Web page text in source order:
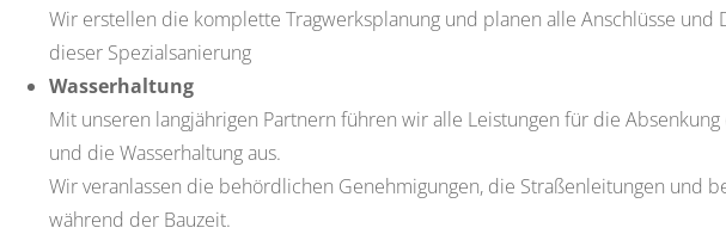
Wir erstellen die komplette Tragwerksplanung und planen alle Anschlüsse und
dieser Spezialsanierung
Wasserhaltung
Mit unseren langjährigen Partnern führen wir alle Leistungen für die
und die Wasserhaltung aus.
Wir veranlassen die behördlichen Genehmigungen, die Straßenleitungen und
während der Bauzeit.